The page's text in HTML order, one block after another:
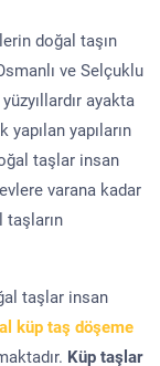
doğal taşın
ve Selçuklu
yüzyıllardır ayakta
yapıların
taşlar insan
varana kadar
taşların
taşlar insan
küp taş döşeme
Küp taşlar